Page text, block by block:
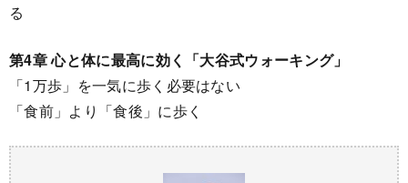
る
第4章 心と体に最高に効く「大谷式ウォーキング」
「1万歩」を一気に歩く必要はない
「食前」より「食後」に歩く